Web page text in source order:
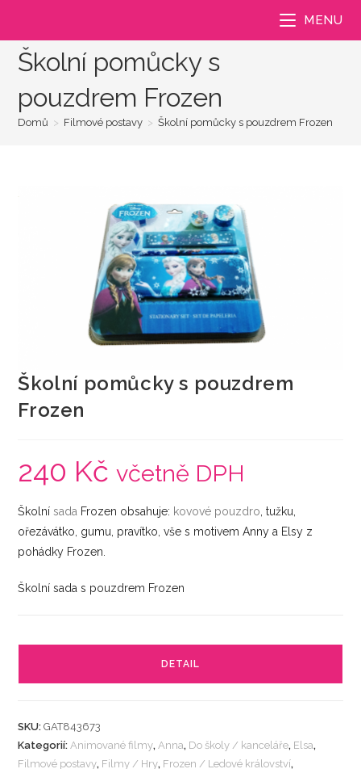
obsahu
MENU
Školní pomůcky s
pouzdrem Frozen
Domů > Filmové postavy > Školní pomůcky s pouzdrem Frozen
Školní pomůcky s pouzdrem
Frozen
240 Kč včetně DPH
Školnísada Frozen obsahuje: kovové pouzdro , tužku,
ořezávátko, gumu, pravítko, vše s motivem Anny a Elsy z
pohádky Frozen.
Školní sada s pouzdrem Frozen
DETAIL
SKU:GAT843673
Kategorií: Animované filmy, Anna, Do školy / kanceláře, Elsa,
Filmové postavy, Filmy / Hry, Frozen / Ledové království,